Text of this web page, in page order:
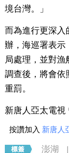
境台灣。」
而為進行更深入
辦，海巡署表示
局處理，並對
調查後，將會依
重罰。
新唐人亞太電視
按讚加入 新唐人
澎湖